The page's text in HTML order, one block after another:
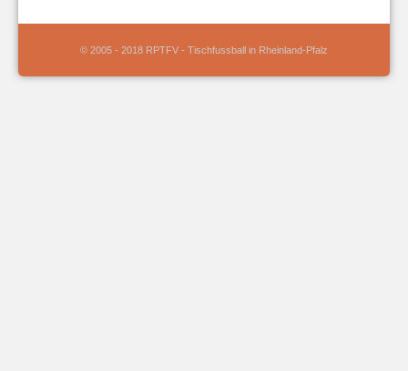
© 2005 - 2018 RPTFV - Tischfussball in Rheinland-Pfalz